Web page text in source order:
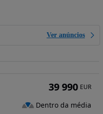
Ver anúncios
39 990 EUR
Dentro da média